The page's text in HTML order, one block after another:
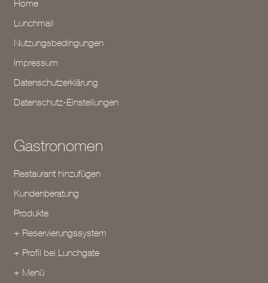
Home
Lunchmail
Nutzungsbedingungen
Impressum
Datenschutzerklärung
Datenschutz-Einstellungen
Gastronomen
Restaurant hinzufügen
Kundenberatung
Produkte
+ Reservierungssystem
+ Profil bei Lunchgate
+ Menü